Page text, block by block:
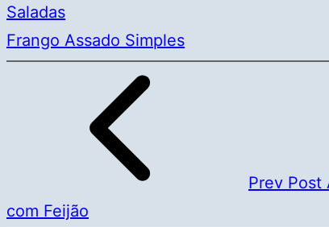
Saladas
Frango Assado Simples
Prev Post
com Feijão